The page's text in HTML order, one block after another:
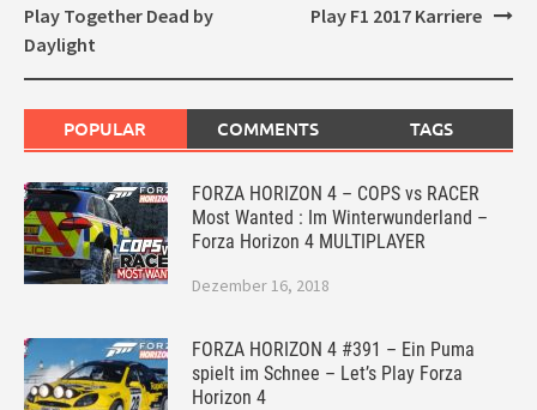
Play Together Dead by
Daylight
Play F1 2017 Karriere
POPULAR COMMENTS TAGS
FORZA HORIZON 4 – COPS vs RACER
Most Wanted : Im Winterwunderland –
Forza Horizon 4 MULTIPLAYER
Dezember 16, 2018
FORZA HORIZON 4 #391 – Ein Puma
spielt im Schnee – Let’s Play Forza
Horizon 4